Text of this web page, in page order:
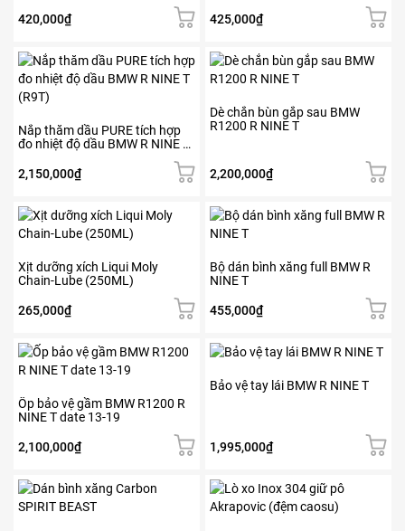
trang
phẩm
420,000₫ 425,000₫
Nắp thăm dầu PURE tích hợp
đo nhiệt độ dầu BMW R NINE T
2,150,000₫
Dè chắn bùn gắp sau BMW
R1200 R NINE T
2,200,000₫
Sản
phẩm
có
nhiều
Các
chọn
có
được
chọn
trên
sản
phẩm
Xịt dưỡng xích Liqui Moly
Chain-Lube (250ML)
265,000₫
Bộ dán bình xăng full BMW R
NINE T
455,000₫
Ốp bảo vệ gầm BMW R1200 R
NINE T date 13-19
2,100,000₫
Sản
phẩm
có
nhiều
thể.
tùy
chọn
Bảo vệ tay lái BMW R NINE T
1,995,000₫